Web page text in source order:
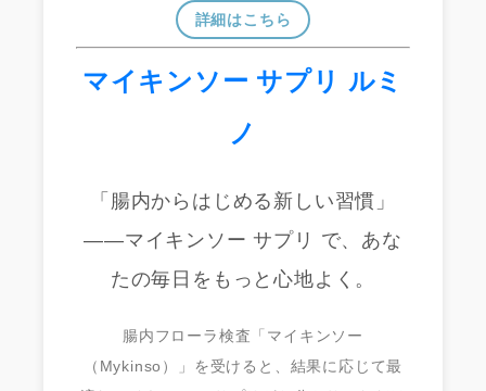
詳細はこちら
マイキンソー サプリ ルミ
ノ
「腸内からはじめる新しい習慣」
——マイキンソー サプリ で、あな
たの毎日をもっと心地よく。
腸内フローラ検査「マイキンソー
（Mykinso）」を受けると、結果に応じて最